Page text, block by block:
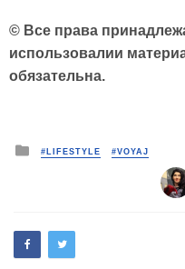
© Все права
использовалии
обязательна.
Posted
in
#LIFESTYLE #VOYAJ